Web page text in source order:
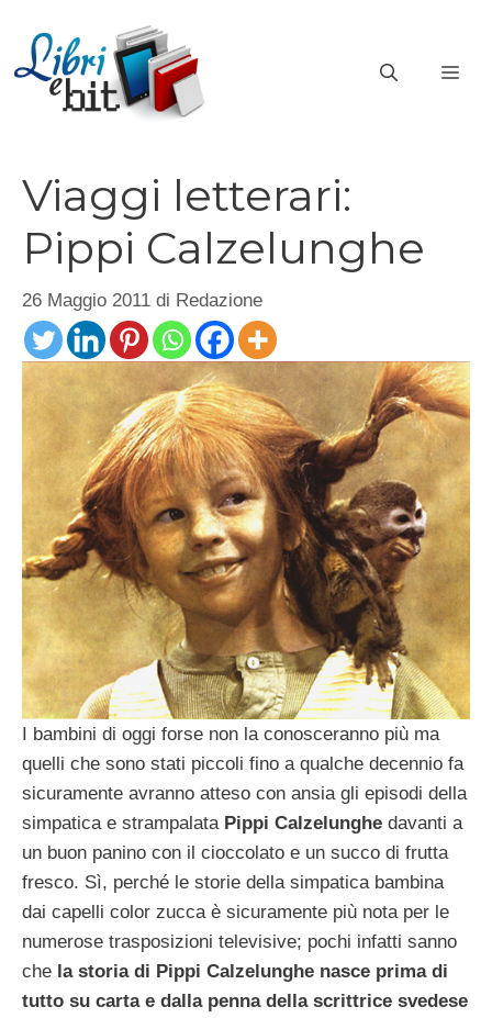
contenuto
Viaggi letterari:
Pippi Calzelunghe
26 Maggio 2011 di Redazione
I bambini di oggi forse non la conosceranno più ma
quelli che sono stati piccoli fino a qualche decennio fa
sicuramente avranno atteso con ansia gli episodi della
simpatica e strampalata Pippi Calzelunghe davanti a
un buon panino con il cioccolato e un succo di frutta
fresco. Sì, perché le storie della simpatica bambina
dai capelli color zucca è sicuramente più nota per le
numerose trasposizioni televisive; pochi infatti sanno
che la storia di Pippi Calzelunghe nasce prima di
tutto su carta e dalla penna della scrittrice svedese